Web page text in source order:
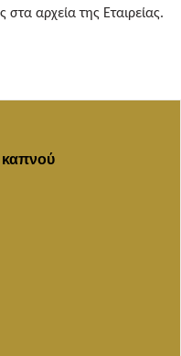
στα αρχεία της Εταιρείας.
καπνού